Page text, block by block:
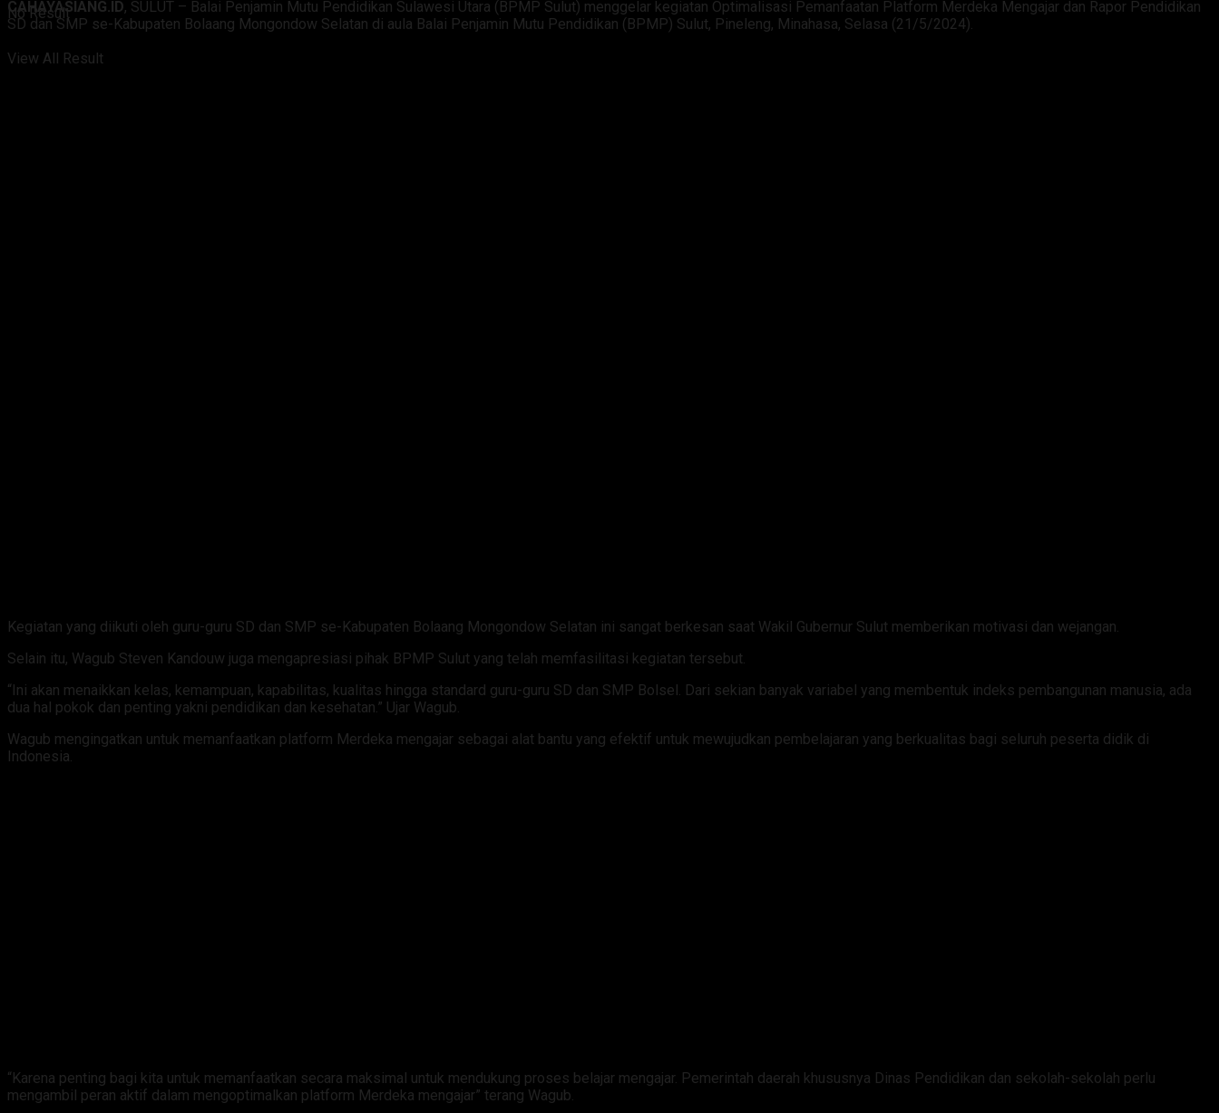
No Result
View All Result
CAHAYASIANG.ID, SULUT – Balai Penjamin Mutu Pendidikan Sulawesi Utara (BPMP Sulut) menggelar kegiatan Optimalisasi Pemanfaatan Platform Merdeka Mengajar dan Rapor Pendidikan
SD dan SMP se-Kabupaten Bolaang Mongondow Selatan di aula Balai Penjamin Mutu Pendidikan (BPMP) Sulut, Pineleng, Minahasa, Selasa (21/5/2024).
Kegiatan yang diikuti oleh guru-guru SD dan SMP se-Kabupaten Bolaang Mongondow Selatan ini sangat berkesan saat Wakil Gubernur Sulut memberikan motivasi dan wejangan.
Selain itu, Wagub Steven Kandouw juga mengapresiasi pihak BPMP Sulut yang telah memfasilitasi kegiatan tersebut.
“Ini akan menaikkan kelas, kemampuan, kapabilitas, kualitas hingga standard guru-guru SD dan SMP Bolsel. Dari sekian banyak variabel yang membentuk indeks pembangunan manusia, ada
dua hal pokok dan penting yakni pendidikan dan kesehatan.” Ujar Wagub.
Wagub mengingatkan untuk memanfaatkan platform Merdeka mengajar sebagai alat bantu yang efektif untuk mewujudkan pembelajaran yang berkualitas bagi seluruh peserta didik di
Indonesia.
“Karena penting bagi kita untuk memanfaatkan secara maksimal untuk mendukung proses belajar mengajar. Pemerintah daerah khususnya Dinas Pendidikan dan sekolah-sekolah perlu
mengambil peran aktif dalam mengoptimalkan platform Merdeka mengajar” terang Wagub.